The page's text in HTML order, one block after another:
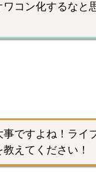
ワコン化するなと
事ですよね！ライ
えてください！